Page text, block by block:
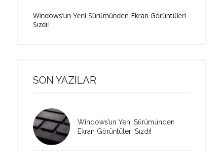
Windows’un Yeni Sürümünden Ekran Görüntüleri
Sızdı!
SON YAZILAR
Windows’un Yeni Sürümünden
Ekran Görüntüleri Sızdı!